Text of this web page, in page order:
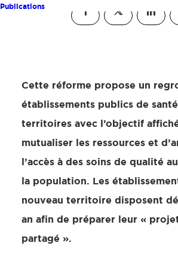
Publications
Cette réforme propose un
établissements publics de
territoires avec l’objectif
mutualiser les ressources et
l’accès à des soins de qualité
la population. Les
nouveau territoire disposent
an afin de préparer leur «
partagé ».